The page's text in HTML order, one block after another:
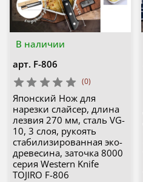
В наличии
арт. F-806
(0)
Японский Нож для
нарезки слайсер, длина
лезвия 270 мм, сталь VG-
10, 3 слоя, рукоять
стабилизированная эко-
древесина, заточка 8000
серия Western Knife
TOJIRO F-806